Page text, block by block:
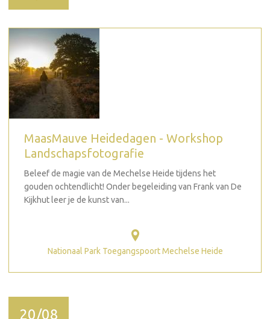
MaasMauve Heidedagen - Workshop
Landschapsfotografie
Beleef de magie van de Mechelse Heide tijdens het
gouden ochtendlicht! Onder begeleiding van Frank van De
Kijkhut leer je de kunst van...
Nationaal Park Toegangspoort Mechelse Heide
20/08